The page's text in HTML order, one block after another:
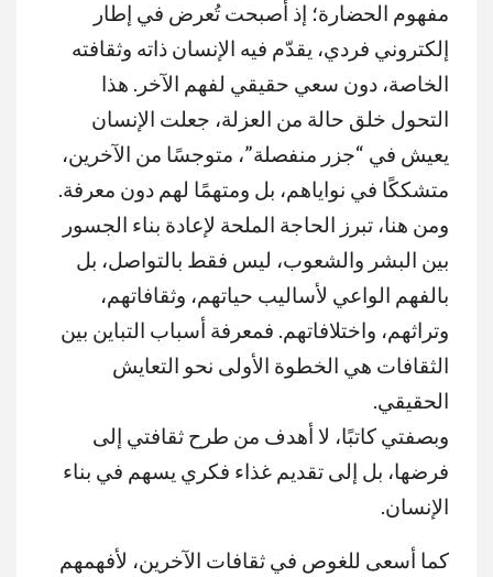
مفهوم الحضارة؛ إذ أصبحت تُعرض في إطار
إلكتروني فردي، يقدّم فيه الإنسان ذاته وثقافته
الخاصة، دون سعي حقيقي لفهم الآخر. هذا
التحول خلق حالة من العزلة، جعلت الإنسان
يعيش في “جزر منفصلة”، متوجسًا من الآخرين،
متشككًا في نواياهم، بل ومتهمًا لهم دون معرفة
ومن هنا، تبرز الحاجة الملحة لإعادة بناء الجسور
بين البشر والشعوب، ليس فقط بالتواصل، بل
بالفهم الواعي لأساليب حياتهم، وثقافاتهم،
وتراثهم، واختلافاتهم. فمعرفة أسباب التباين بين
الثقافات هي الخطوة الأولى نحو التعايش
الحقيقي
وبصفتي كاتبًا، لا أهدف من طرح ثقافتي إلى
فرضها، بل إلى تقديم غذاء فكري يسهم في بناء
الإنسان.
كما أسعى للغوص في ثقافات الآخرين، لأفهمهم